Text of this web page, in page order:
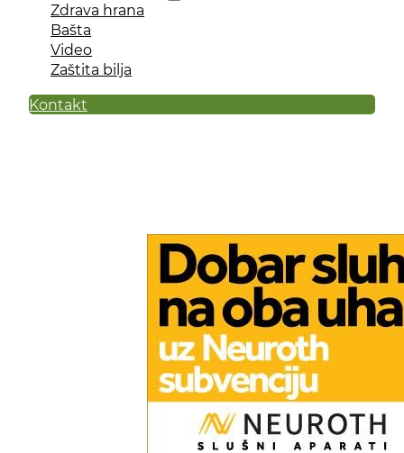
Zdrava hrana
Bašta
Video
Zaštita bilja
Kontakt